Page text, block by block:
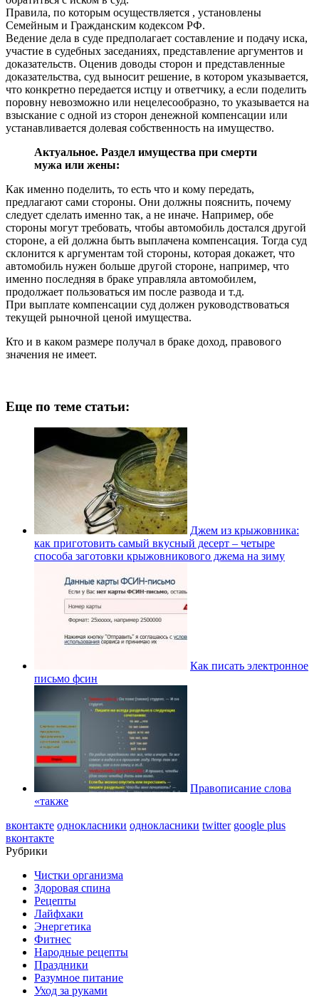
Правила, по которым осуществляется , установлены
Семейным и Гражданским кодексом РФ.
Ведение дела в суде предполагает составление и подачу иска,
участие в судебных заседаниях, представление аргументов и
доказательств. Оценив доводы сторон и представленные
доказательства, суд выносит решение, в котором указывается,
что конкретно передается истцу и ответчику, а если поделить
поровну невозможно или нецелесообразно, то указывается на
взыскание с одной из сторон денежной компенсации или
устанавливается долевая собственность на имущество.
Актуальное. Раздел имущества при смерти
мужа или жены:
Как именно поделить, то есть что и кому передать,
предлагают сами стороны. Они должны пояснить, почему
следует сделать именно так, а не иначе. Например, обе
стороны могут требовать, чтобы автомобиль достался другой
стороне, а ей должна быть выплачена компенсация. Тогда суд
склонится к аргументам той стороны, которая докажет, что
автомобиль нужен больше другой стороне, например, что
именно последняя в браке управляла автомобилем,
продолжает пользоваться им после развода и т.д.
При выплате компенсации суд должен руководствоваться
текущей рыночной ценой имущества.
Кто и в каком размере получал в браке доход, правового
значения не имеет.
Еще по теме статьи:
Джем из крыжовника:
как приготовить самый вкусный десерт – четыре
способа заготовки крыжовникового джема на зиму
Как писать электронное
письмо фсин
Правописание слова
«также
вконтакте однокласники однокласники twitter google plus
вконтакте
Рубрики
Чистки организма
Здоровая спина
Рецепты
Лайфхаки
Энергетика
Фитнес
Народные рецепты
Праздники
Разумное питание
Уход за руками